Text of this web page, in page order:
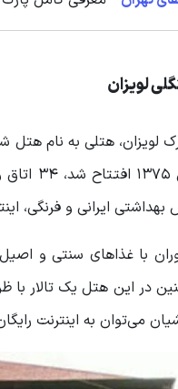
لویزان
لویزان، هتلی به نام
ایرانی و فرنگی،
با غذاهای سنتی و اصیل
می‌توان به اینترنت